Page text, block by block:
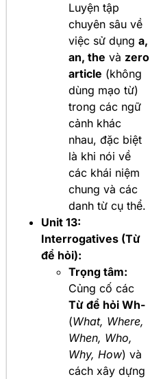
Luyện tập
chuyên sâu về
việc sử dụng a,
an, the và zero
article (không
dùng mạo từ)
trong các ngữ
cảnh khác
nhau, đặc biệt
là khi nói về
các khái niệm
chung và các
danh từ cụ thể.
Unit 13:
Interrogatives (Từ
để hỏi):
Trọng tâm:
Củng cố các
Từ để hỏi Wh-
(What, Where,
When, Who,
Why, How) và
cách xây dựng